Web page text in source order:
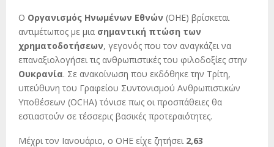
Ο Οργανισμός Ηνωμένων Εθνών (ΟΗΕ) βρίσκεται
αντιμέτωπος με μια σημαντική πτώση των
χρηματοδοτήσεων, γεγονός που τον αναγκάζει να
επαναξιολογήσει τις ανθρωπιστικές του φιλοδοξίες στην
Ουκρανία. Σε ανακοίνωση που εκδόθηκε την Τρίτη,
υπεύθυνη του Γραφείου Συντονισμού Ανθρωπιστικών
Υποθέσεων (OCHA) τόνισε πως οι προσπάθειες θα
εστιαστούν σε τέσσερις βασικές προτεραιότητες.
Μέχρι τον Ιανουάριο, ο ΟΗΕ είχε ζητήσει 2,63